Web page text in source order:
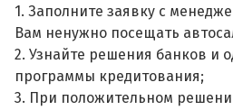
1. Заполните заявку с
Вам ненужно посещать
2. Узнайте решения банков и
программы кредитования;
3. При положительном